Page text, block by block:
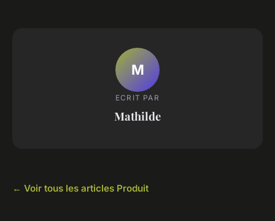
M
ECRIT PAR
Mathilde
← Voir tous les articles Produit